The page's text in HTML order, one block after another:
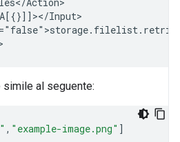
al seguente:
, "example-image.png" ]